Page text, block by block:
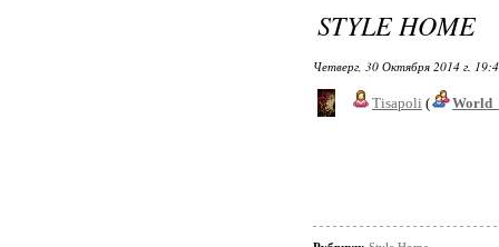
STYLE HOME
Четверг, 30 Октября 2014 г.
Tisapoli (